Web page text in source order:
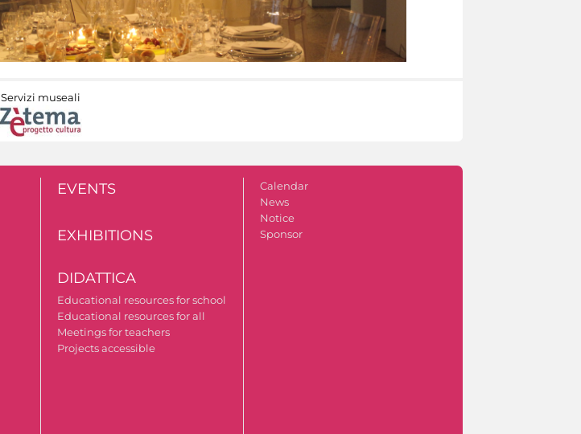
Servizi museali
EVENTS
EXHIBITIONS
DIDATTICA
Educational resources for school
Educational resources for all
Meetings for teachers
Projects accessible
Calendar
News
Notice
Sponsor